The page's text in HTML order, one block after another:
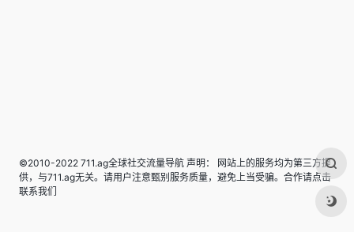
©2010-2022 711.ag全球社交流量导航 声明： 网站上的服务均为第三方提
供，与711.ag无关。请用户注意甄别服务质量，避免上当受骗。合作请点击
联系我们